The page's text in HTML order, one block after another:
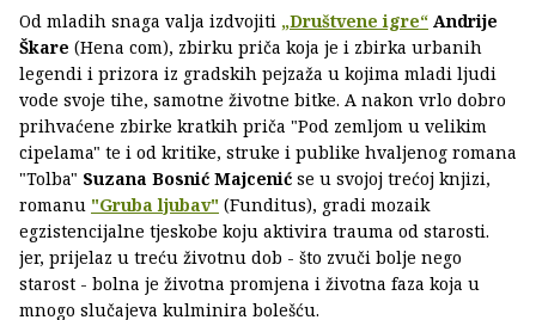
Od mladih snaga valja izdvojiti „Društvene igre“ Andrije
Škare (Hena com), zbirku priča koja je i zbirka urbanih
legendi i prizora iz gradskih pejzaža u kojima mladi ljudi
vode svoje tihe, samotne životne bitke. A nakon vrlo dobro
prihvaćene zbirke kratkih priča "Pod zemljom u velikim
cipelama" te i od kritike, struke i publike hvaljenog romana
"Tolba" Suzana Bosnić Majcenić se u svojoj trećoj knjizi,
romanu "Gruba ljubav" (Funditus), gradi mozaik
egzistencijalne tjeskobe koju aktivira trauma od starosti.
jer, prijelaz u treću životnu dob - što zvuči bolje nego
starost - bolna je životna promjena i životna faza koja u
mnogo slučajeva kulminira bolešću.